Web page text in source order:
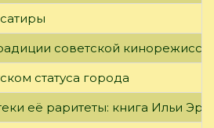
советской
статуса города
её раритеты: книга Ильи